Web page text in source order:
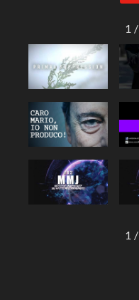
1 /
1 /